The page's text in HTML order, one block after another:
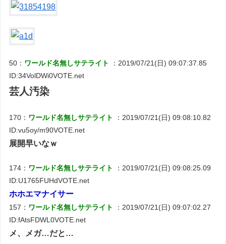
50： ワールド名無しサテライト
：2019/07/21(日) 09:07:37.85
ID:34VolDWi0VOTE.net
芸人汚染
170： ワールド名無しサテライト
：2019/07/21(日) 09:08:10.82
ID:vu5oy/m90VOTE.net
展開早いなｗ
174： ワールド名無しサテライト
：2019/07/21(日) 09:08:25.09
ID:U1765FUHdVOTE.net
ホホエマナイサー
157： ワールド名無しサテライト
：2019/07/21(日) 09:07:02.27
ID:fAtsFDWL0VOTE.net
メ、メガ…だと…